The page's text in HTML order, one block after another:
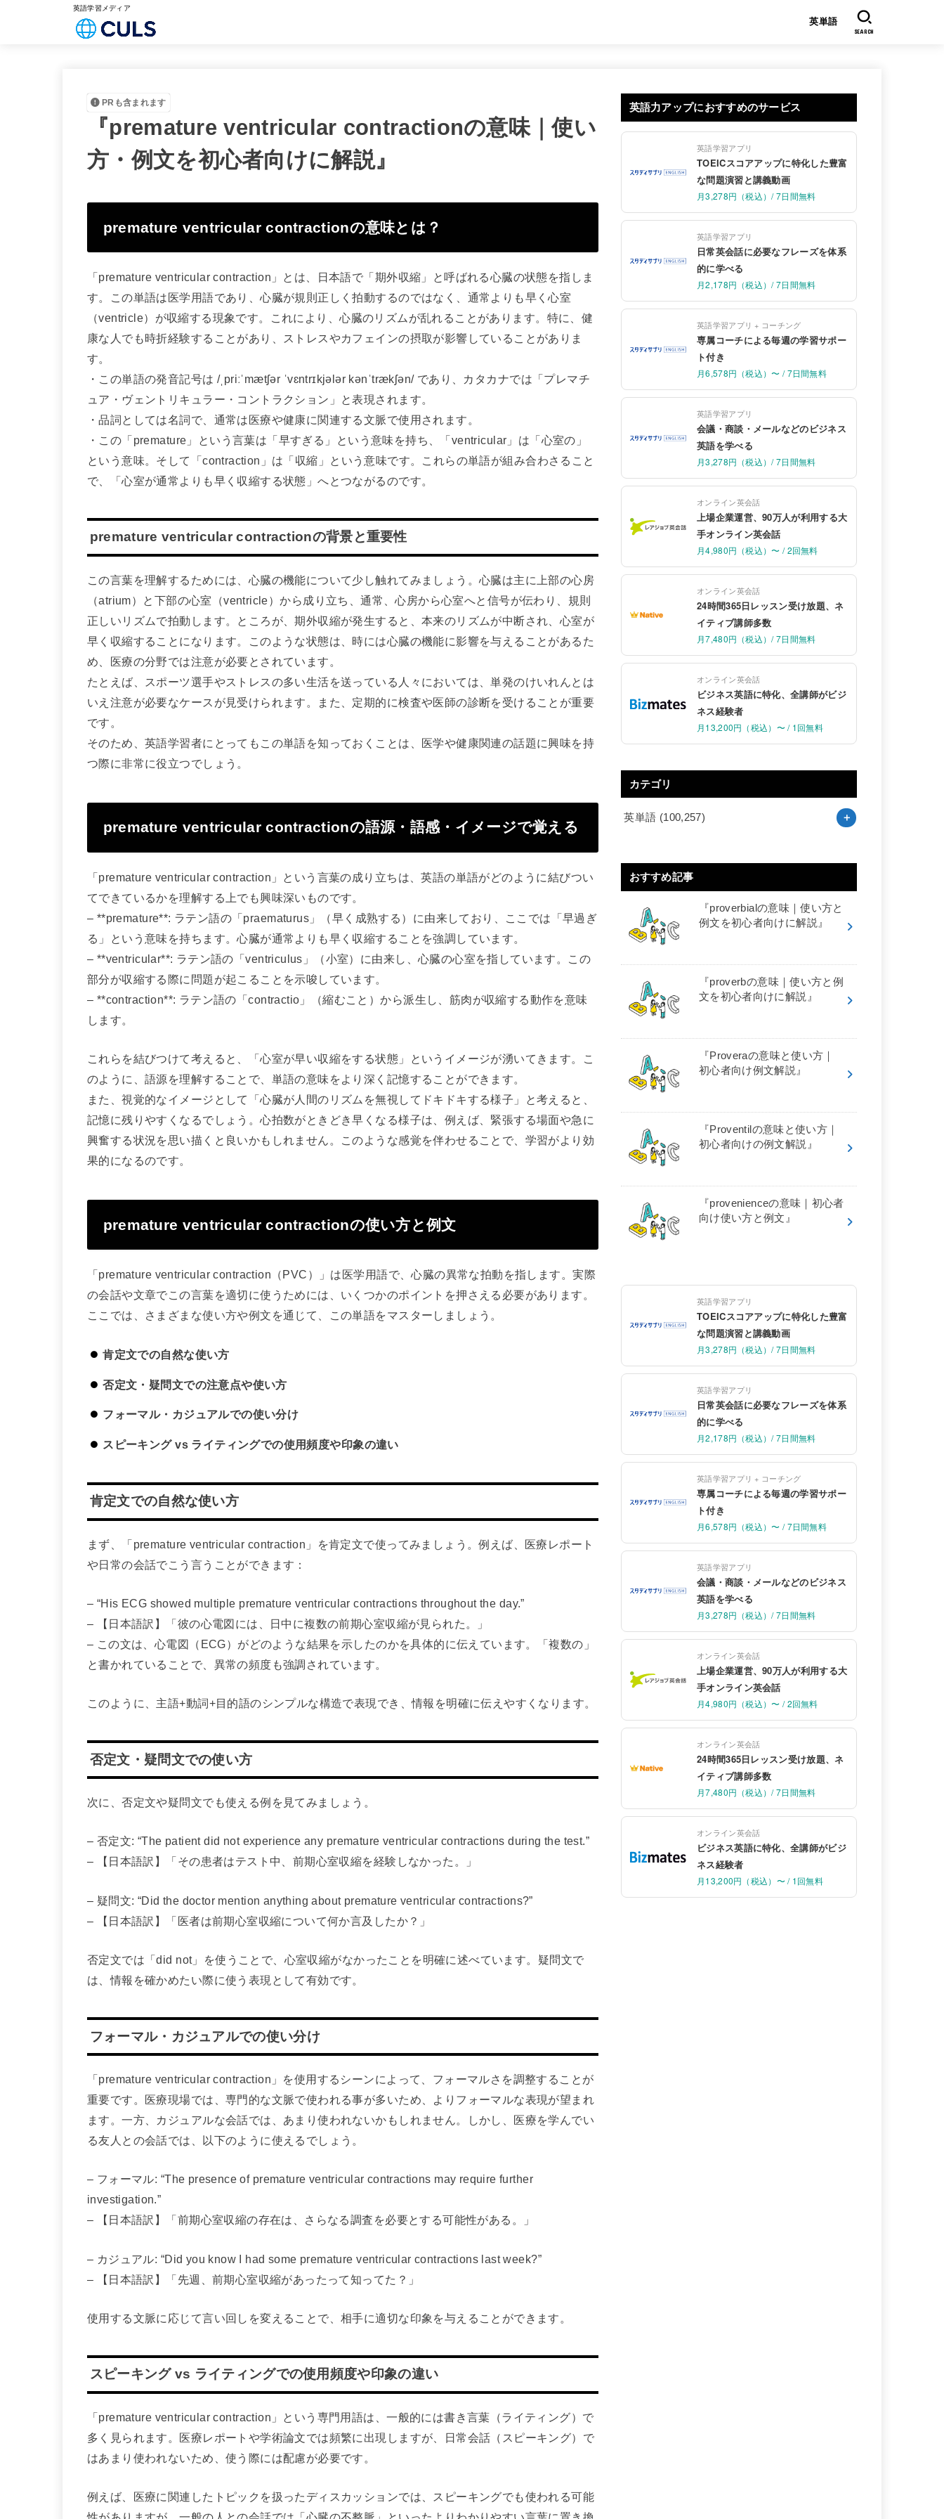
英語学習メディア
英単語
SEARCH
PRも含まれます
『premature ventricular contractionの意味｜使い
方・例文を初心者向けに解説』
premature ventricular contractionの意味とは？
「premature ventricular contraction」とは、日本語で「期外収縮」と呼ばれる心臓の状態を指しま
す。この単語は医学用語であり、心臓が規則正しく拍動するのではなく、通常よりも早く心室
（ventricle）が収縮する現象です。これにより、心臓のリズムが乱れることがあります。特に、健
康な人でも時折経験することがあり、ストレスやカフェインの摂取が影響していることがありま
す。
・この単語の発音記号は /ˌpriːˈmætʃər ˈvɛntrɪkjələr kənˈtrækʃən/ であり、カタカナでは「プレマチ
ュア・ヴェントリキュラー・コントラクション」と表現されます。
・品詞としては名詞で、通常は医療や健康に関連する文脈で使用されます。
・この「premature」という言葉は「早すぎる」という意味を持ち、「ventricular」は「心室の」
という意味。そして「contraction」は「収縮」という意味です。これらの単語が組み合わさること
で、「心室が通常よりも早く収縮する状態」へとつながるのです。
premature ventricular contractionの背景と重要性
この言葉を理解するためには、心臓の機能について少し触れてみましょう。心臓は主に上部の心房
（atrium）と下部の心室（ventricle）から成り立ち、通常、心房から心室へと信号が伝わり、規則
正しいリズムで拍動します。ところが、期外収縮が発生すると、本来のリズムが中断され、心室が
早く収縮することになります。このような状態は、時には心臓の機能に影響を与えることがあるた
め、医療の分野では注意が必要とされています。
たとえば、スポーツ選手やストレスの多い生活を送っている人々においては、単発のけいれんとは
いえ注意が必要なケースが見受けられます。また、定期的に検査や医師の診断を受けることが重要
です。
そのため、英語学習者にとってもこの単語を知っておくことは、医学や健康関連の話題に興味を持
つ際に非常に役立つでしょう。
premature ventricular contractionの語源・語感・イメージで覚える
「premature ventricular contraction」という言葉の成り立ちは、英語の単語がどのように結びつい
てできているかを理解する上でも興味深いものです。
– **premature**: ラテン語の「praematurus」（早く成熟する）に由来しており、ここでは「早過ぎ
る」という意味を持ちます。心臓が通常よりも早く収縮することを強調しています。
– **ventricular**: ラテン語の「ventriculus」（小室）に由来し、心臓の心室を指しています。この
部分が収縮する際に問題が起こることを示唆しています。
– **contraction**: ラテン語の「contractio」（縮むこと）から派生し、筋肉が収縮する動作を意味
します。
これらを結びつけて考えると、「心室が早い収縮をする状態」というイメージが湧いてきます。こ
のように、語源を理解することで、単語の意味をより深く記憶することができます。
また、視覚的なイメージとして「心臓が人間のリズムを無視してドキドキする様子」と考えると、
記憶に残りやすくなるでしょう。心拍数がときどき早くなる様子は、例えば、緊張する場面や急に
興奮する状況を思い描くと良いかもしれません。このような感覚を伴わせることで、学習がより効
果的になるのです。
premature ventricular contractionの使い方と例文
「premature ventricular contraction（PVC）」は医学用語で、心臓の異常な拍動を指します。実際
の会話や文章でこの言葉を適切に使うためには、いくつかのポイントを押さえる必要があります。
ここでは、さまざまな使い方や例文を通じて、この単語をマスターしましょう。
肯定文での自然な使い方
否定文・疑問文での注意点や使い方
フォーマル・カジュアルでの使い分け
スピーキング vs ライティングでの使用頻度や印象の違い
肯定文での自然な使い方
まず、「premature ventricular contraction」を肯定文で使ってみましょう。例えば、医療レポート
や日常の会話でこう言うことができます：
– “His ECG showed multiple premature ventricular contractions throughout the day.”
– 【日本語訳】「彼の心電図には、日中に複数の前期心室収縮が見られた。」
– この文は、心電図（ECG）がどのような結果を示したのかを具体的に伝えています。「複数の」
と書かれていることで、異常の頻度も強調されています。
このように、主語+動詞+目的語のシンプルな構造で表現でき、情報を明確に伝えやすくなります。
否定文・疑問文での使い方
次に、否定文や疑問文でも使える例を見てみましょう。
– 否定文: “The patient did not experience any premature ventricular contractions during the test.”
– 【日本語訳】「その患者はテスト中、前期心室収縮を経験しなかった。」
– 疑問文: “Did the doctor mention anything about premature ventricular contractions?”
– 【日本語訳】「医者は前期心室収縮について何か言及したか？」
否定文では「did not」を使うことで、心室収縮がなかったことを明確に述べています。疑問文で
は、情報を確かめたい際に使う表現として有効です。
フォーマル・カジュアルでの使い分け
「premature ventricular contraction」を使用するシーンによって、フォーマルさを調整することが
重要です。医療現場では、専門的な文脈で使われる事が多いため、よりフォーマルな表現が望まれ
ます。一方、カジュアルな会話では、あまり使われないかもしれません。しかし、医療を学んでい
る友人との会話では、以下のように使えるでしょう。
– フォーマル: “The presence of premature ventricular contractions may require further
investigation.”
– 【日本語訳】「前期心室収縮の存在は、さらなる調査を必要とする可能性がある。」
– カジュアル: “Did you know I had some premature ventricular contractions last week?”
– 【日本語訳】「先週、前期心室収縮があったって知ってた？」
使用する文脈に応じて言い回しを変えることで、相手に適切な印象を与えることができます。
スピーキング vs ライティングでの使用頻度や印象の違い
「premature ventricular contraction」という専門用語は、一般的には書き言葉（ライティング）で
多く見られます。医療レポートや学術論文では頻繁に出現しますが、日常会話（スピーキング）で
はあまり使われないため、使う際には配慮が必要です。
例えば、医療に関連したトピックを扱ったディスカッションでは、スピーキングでも使われる可能
英語力アップにおすすめのサービス
英語学習アプリ
TOEICスコアアップに特化した豊富
な問題演習と講義動画
月3,278円（税込）/ 7日間無料
英語学習アプリ
日常英会話に必要なフレーズを体系
的に学べる
月2,178円（税込）/ 7日間無料
英語学習アプリ + コーチング
専属コーチによる毎週の学習サポー
ト付き
月6,578円（税込）〜 / 7日間無料
英語学習アプリ
会議・商談・メールなどのビジネス
英語を学べる
月3,278円（税込）/ 7日間無料
オンライン英会話
上場企業運営、90万人が利用する大
手オンライン英会話
月4,980円（税込）〜 / 2回無料
オンライン英会話
24時間365日レッスン受け放題、ネ
イティブ講師多数
月7,480円（税込）/ 7日間無料
オンライン英会話
ビジネス英語に特化、全講師がビジ
ネス経験者
月13,200円（税込）〜 / 1回無料
カテゴリ
英単語 (100,257)
おすすめ記事
『proverbialの意味｜使い方と
例文を初心者向けに解説』
『proverbの意味｜使い方と例
文を初心者向けに解説』
『Proveraの意味と使い方｜
初心者向け例文解説』
『Proventilの意味と使い方｜
初心者向けの例文解説』
『provenienceの意味｜初心者
向け使い方と例文』
英語学習アプリ
TOEICスコアアップに特化した豊富
な問題演習と講義動画
月3,278円（税込）/ 7日間無料
英語学習アプリ
日常英会話に必要なフレーズを体系
的に学べる
月2,178円（税込）/ 7日間無料
英語学習アプリ + コーチング
専属コーチによる毎週の学習サポー
ト付き
月6,578円（税込）〜 / 7日間無料
英語学習アプリ
会議・商談・メールなどのビジネス
英語を学べる
月3,278円（税込）/ 7日間無料
オンライン英会話
上場企業運営、90万人が利用する大
手オンライン英会話
月4,980円（税込）〜 / 2回無料
オンライン英会話
24時間365日レッスン受け放題、ネ
イティブ講師多数
月7,480円（税込）/ 7日間無料
オンライン英会話
ビジネス英語に特化、全講師がビジ
ネス経験者
月13,200円（税込）〜 / 1回無料